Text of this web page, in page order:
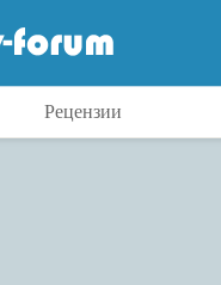
Рецензии